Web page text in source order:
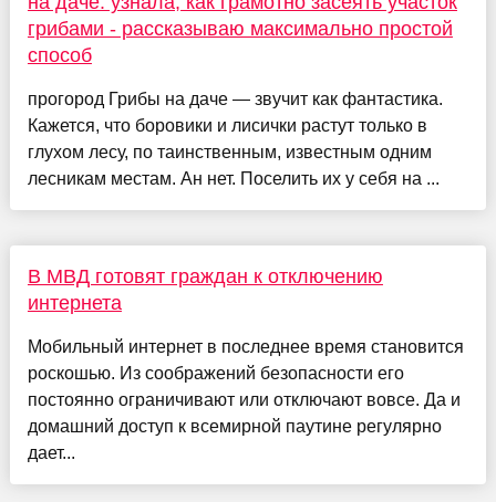
грибами - рассказываю максимально простой
способ
прогород Грибы на даче — звучит как фантастика.
Кажется, что боровики и лисички растут только в
глухом лесу, по таинственным, известным одним
лесникам местам. Ан нет. Поселить их у себя на ...
В МВД готовят граждан к отключению
интернета
Мобильный интернет в последнее время становится
роскошью. Из соображений безопасности его
постоянно ограничивают или отключают вовсе. Да и
домашний доступ к всемирной паутине регулярно
дает...